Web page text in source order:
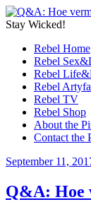
Stay Wicked!
Rebel Home
Rebel
Rebel
Rebel
Rebel TV
Rebel Shop
About the
Contact the
September 11,
Q&A: Hoe